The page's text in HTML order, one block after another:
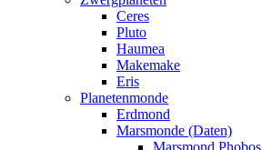
Ceres
Pluto
Haumea
Makemake
Eris
Planetenmonde
Erdmond
Marsmonde (Daten)
Marsmond Phobos